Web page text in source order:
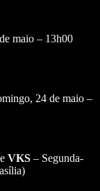
maio – 13h00
24 de maio –
e VKS – Segunda-